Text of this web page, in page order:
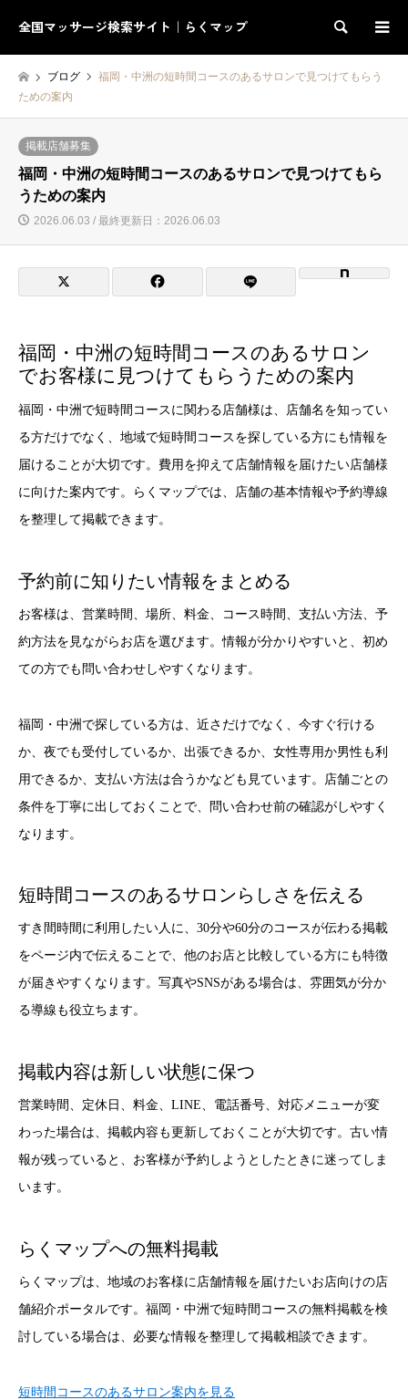
全国マッサージ検索サイト｜らくマップ 検索
ブログ
福岡・中洲の短時間コースのあるサロンで見つけてもらう
ための案内
掲載店舗募集
福岡・中洲の短時間コースのあるサロンで見つけてもら
うための案内
2026.06.03 / 最終更新日：2026.06.03
福岡・中洲の短時間コースのあるサロン
でお客様に見つけてもらうための案内
福岡・中洲で短時間コースに関わる店舗様は、店舗名を知ってい
る方だけでなく、地域で短時間コースを探している方にも情報を
届けることが大切です。費用を抑えて店舗情報を届けたい店舗様
に向けた案内です。らくマップでは、店舗の基本情報や予約導線
を整理して掲載できます。
予約前に知りたい情報をまとめる
お客様は、営業時間、場所、料金、コース時間、支払い方法、予
約方法を見ながらお店を選びます。情報が分かりやすいと、初め
ての方でも問い合わせしやすくなります。
福岡・中洲で探している方は、近さだけでなく、今すぐ行ける
か、夜でも受付しているか、出張できるか、女性専用か男性も利
用できるか、支払い方法は合うかなども見ています。店舗ごとの
条件を丁寧に出しておくことで、問い合わせ前の確認がしやすく
なります。
短時間コースのあるサロンらしさを伝える
すき間時間に利用したい人に、30分や60分のコースが伝わる掲載
をページ内で伝えることで、他のお店と比較している方にも特徴
が届きやすくなります。写真やSNSがある場合は、雰囲気が分か
る導線も役立ちます。
掲載内容は新しい状態に保つ
営業時間、定休日、料金、LINE、電話番号、対応メニューが変
わった場合は、掲載内容も更新しておくことが大切です。古い情
報が残っていると、お客様が予約しようとしたときに迷ってしま
います。
らくマップへの無料掲載
らくマップは、地域のお客様に店舗情報を届けたいお店向けの店
舗紹介ポータルです。福岡・中洲で短時間コースの無料掲載を検
討している場合は、必要な情報を整理して掲載相談できます。
短時間コースのあるサロン案内を見る